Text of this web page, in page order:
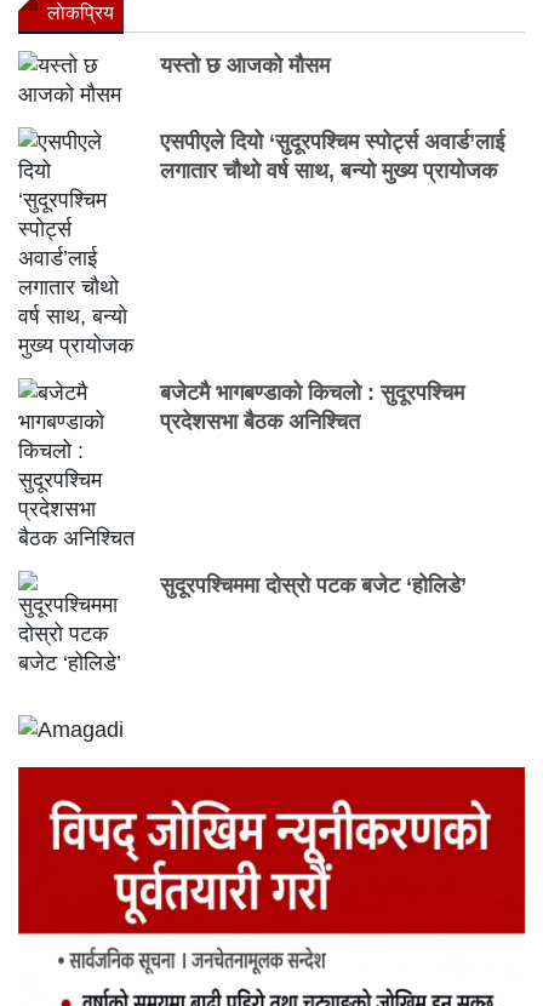
लाेकप्रिय
यस्तो छ आजको मौसम
एसपीएले दियो ‘सुदूरपश्चिम स्पोर्ट्स अवार्ड’लाई
लगातार चौथो वर्ष साथ, बन्यो मुख्य प्रायोजक
बजेटमै भागबण्डाको किचलो : सुदूरपश्चिम
प्रदेशसभा बैठक अनिश्चित
सुदूरपश्चिममा दोस्रो पटक बजेट ‘होलिडे’